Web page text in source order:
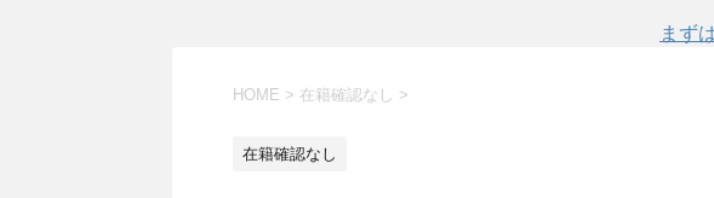
まず
HOME > 在籍確認なし >
在籍確認なし